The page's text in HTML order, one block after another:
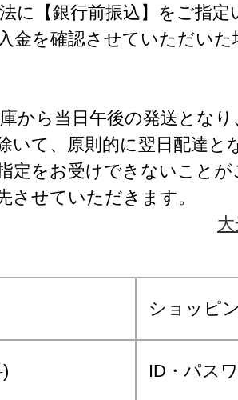
【銀行前振込】をご指定
金を確認させていただいた
から当日午後の発送となり
いて、原則的に翌日配達と
定をお受けできないこと
させていただきます。
ショッピ
ID・パス